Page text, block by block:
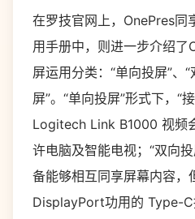
在罗技官网上，OnePres同
用手册中，则进一步介绍了
屏运用分类：“单向投屏”、
屏”。“单向投屏”形式下，“
Logitech Link B1000 视频
许电脑及智能电视；“双向
备能够相互同享屏幕内容，
DisplayPort功用的 Type-C